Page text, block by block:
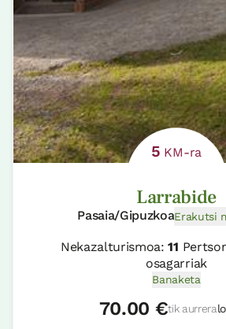
5 KM-ra
Larrabide
Pasaia/GipuzkoaErakutsi
Nekazalturismoa:11
osagarriak
Banaketa
70.00 €tik aurrera